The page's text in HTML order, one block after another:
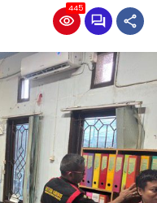
445